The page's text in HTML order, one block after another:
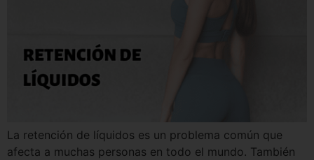
La retención de líquidos es un problema común que
afecta a muchas personas en todo el mundo. También